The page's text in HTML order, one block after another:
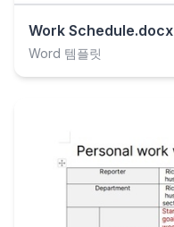
Work Schedule.docx
Word 템플릿